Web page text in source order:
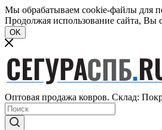
Мы обрабатываем cookie-файлы для
Продолжая использование сайта, Вы
OK
Оптовая продажа ковров. Склад: